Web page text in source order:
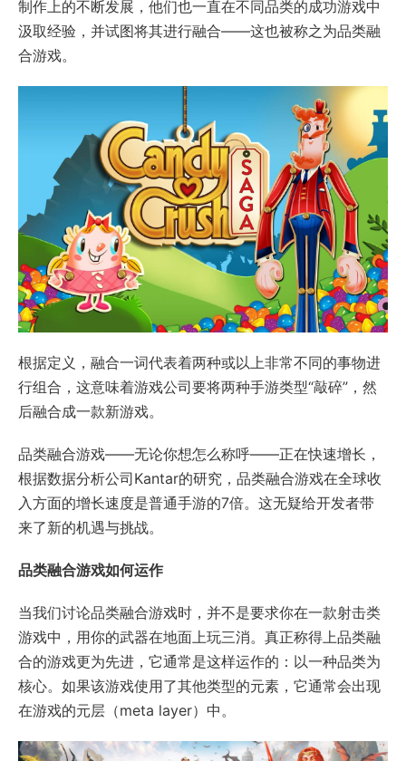
制作上的不断发展，他们也一直在不同品类的成功游戏中
汲取经验，并试图将其进行融合——这也被称之为品类融
合游戏。
根据定义，融合一词代表着两种或以上非常不同的事物进
行组合，这意味着游戏公司要将两种手游类型“敲碎”，然
后融合成一款新游戏。
品类融合游戏——无论你想怎么称呼——正在快速增长，
根据数据分析公司Kantar的研究，品类融合游戏在全球收
入方面的增长速度是普通手游的7倍。这无疑给开发者带
来了新的机遇与挑战。
品类融合游戏如何运作
当我们讨论品类融合游戏时，并不是要求你在一款射击类
游戏中，用你的武器在地面上玩三消。真正称得上品类融
合的游戏更为先进，它通常是这样运作的：以一种品类为
核心。如果该游戏使用了其他类型的元素，它通常会出现
在游戏的元层（meta layer）中。